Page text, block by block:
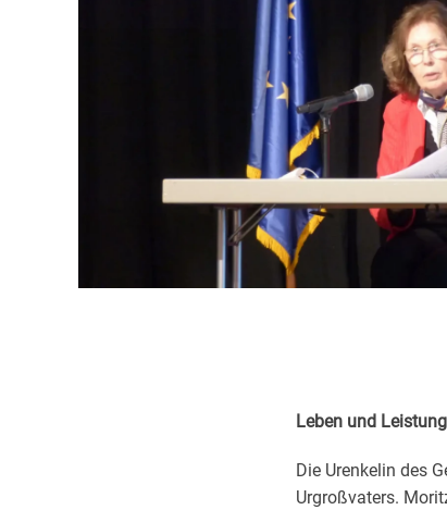
Leben und
Die Urenkelin des
Urgroßvaters.